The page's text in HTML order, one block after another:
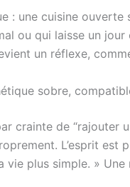
: une cuisine
ou qui laisse un
un réflexe,
sobre,
crainte de “rajouter
L’esprit
vie plus simple. »